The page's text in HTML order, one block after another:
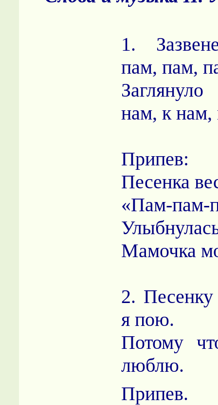
1.
пам, пам,
нам, к нам,
Припев:
Песенка
«Пам-пам-
Мамочка
2.
я пою.
Потому
люблю.
Припев.